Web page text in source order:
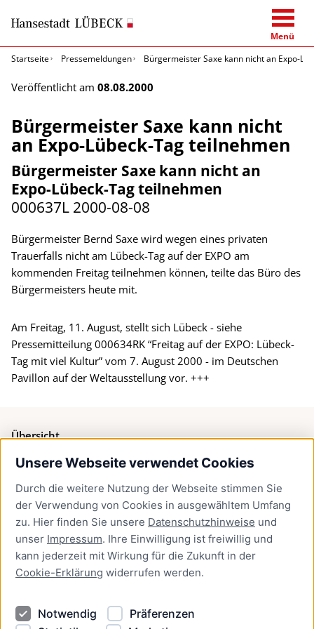
Unsere Webseite verwendet Cookies
Durch die weitere Nutzung der Webseite stimmen Sie
der Verwendung von Cookies in ausgewähltem Umfang
zu. Hier finden Sie unsere Datenschutzhinweise und
unser Impressum. Ihre Einwilligung ist freiwillig und
kann jederzeit mit Wirkung für die Zukunft in der
Cookie-Erklärung widerrufen werden.
Notwendig
Präferenzen
Menü
Startseite
Pressemeldungen Bürgermeister Saxe kann nicht an Expo-
Veröffentlicht am 08.08.2000
Bürgermeister Saxe kann nicht
an Expo-Lübeck-Tag teilnehmen
Bürgermeister Saxe kann nicht an
Expo-Lübeck-Tag teilnehmen
000637L 2000-08-08
Bürgermeister Bernd Saxe wird wegen eines privaten
Trauerfalls nicht am Lübeck-Tag auf der EXPO am
kommenden Freitag teilnehmen können, teilte das Büro des
Bürgermeisters heute mit.
Am Freitag, 11. August, stellt sich Lübeck - siehe
Pressemitteilung 000634RK “Freitag auf der EXPO: Lübeck-
Tag mit viel Kultur” vom 7. August 2000 - im Deutschen
Pavillon auf der Weltausstellung vor. +++
Übersicht
Bürgerservice
Presse
Newsletter Lübeck:kompakt
Kontakt
Kontakt
Datenschutzhinweise